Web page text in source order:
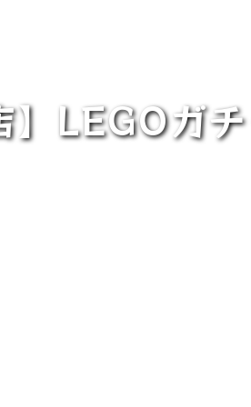
】LEGOガ